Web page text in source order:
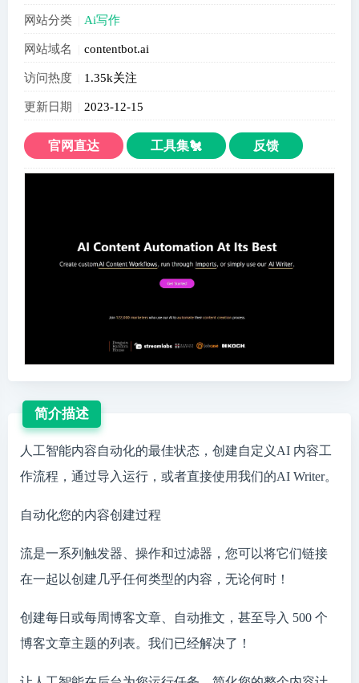
网站分类 Ai写作
网站域名 contentbot.ai
访问热度 1.35k关注
更新日期 2023-12-15
官网直达 工具集🐔 反馈
简介描述
人工智能内容自动化的最佳状态，创建自定义AI 内容工
作流程，通过导入运行，或者直接使用我们的AI Writer。
自动化您的内容创建过程
流是一系列触发器、操作和过滤器，您可以将它们链接
在一起以创建几乎任何类型的内容，无论何时！
创建每日或每周博客文章、自动推文，甚至导入 500 个
博客文章主题的列表。我们已经解决了！